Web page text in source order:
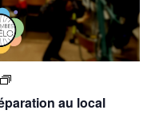
au local
Colombes
Atelier